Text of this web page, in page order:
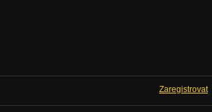
Zaregistrovat